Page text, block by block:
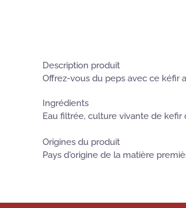
Description produit
Offrez-vous du peps avec ce kéfir
Ingrédients
Eau filtrée, culture vivante de kefir
Origines du produit
Pays d'origine de la matière